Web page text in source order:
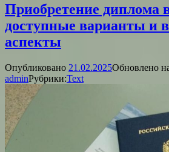
Приобретение диплома
доступные варианты и
аспекты
Опубликовано 21.02.2025Обновлено
adminРубрики:Text